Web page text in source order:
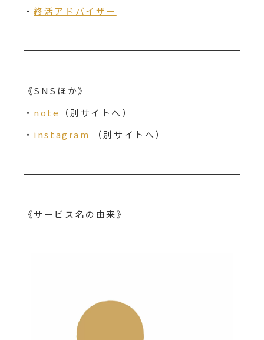
・終活アドバイザー
《SNSほか》
・ note
（別サイトへ）
・ instagram （別サイトへ）
《サービス名の由来》